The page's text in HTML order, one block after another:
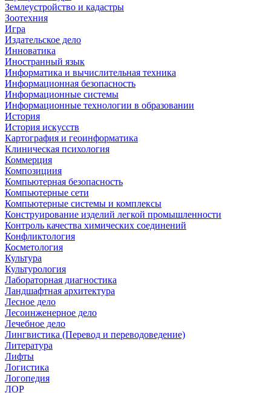
Землеустройство и кадастры
Зоотехния
Игра
Издательское дело
Инноватика
Иностранный язык
Информатика и вычислительная техника
Информационная безопасность
Информационные системы
Информационные технологии в образовании
История
История искусств
Картография и геоинформатика
Клиническая психология
Коммерция
Композициия
Компьютерная безопасность
Компьютерные сети
Компьютерные системы и комплексы
Конструирование изделий легкой промышленности
Контроль качества химических соединений
Конфликтология
Косметология
Культура
Культурология
Лабораторная диагностика
Ландшафтная архитектура
Лесное дело
Лесоинженерное дело
Лечебное дело
Лингвистика (Перевод и переводоведение)
Литература
Лифты
Логистика
Логопедия
ЛОР